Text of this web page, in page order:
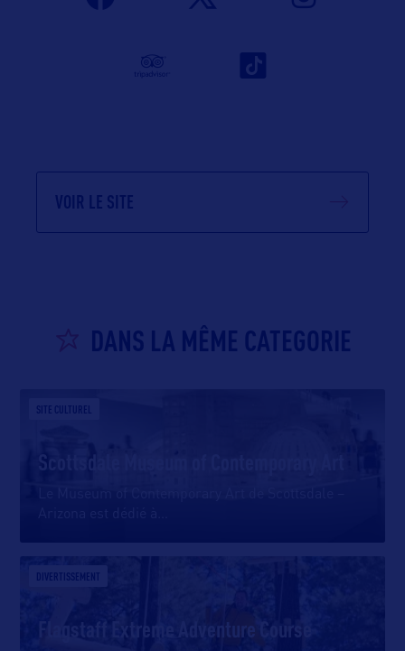
VOIR LE SITE
DANS LA MÊME CATEGORIE
SITE CULTUREL
Scottsdale Museum of Contemporary Art
DIVERTISSEMENT
Flagstaff Extreme Adventure Course